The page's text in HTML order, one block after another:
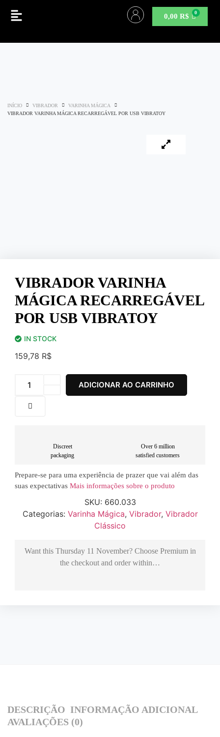
0,00R$
INÍCIO VIBRADOR
VARINHA MÁGICA
VIBRADOR VARINHA MÁGICA RECARREGÁVEL POR USB VIBRATOY
VIBRADOR VARINHA
MÁGICA RECARREGÁVEL
POR USB VIBRATOY
IN STOCK
159,78 R$
ADICIONAR AO CARRINHO
Discreet
packaging
Over 6 million
satisfied customers
Prepare-se para uma experiência de prazer que vai além das
suas expectativas Mais informações sobre o produto
SKU: 660.033
Categorias: Varinha Mágica, Vibrador, Vibrador
Clássico
Want this Thursday 11 November? Choose Premiumin
the checkout and order within…
DESCRIÇÃO INFORMAÇÃO ADICIONAL
AVALIAÇÕES (0)